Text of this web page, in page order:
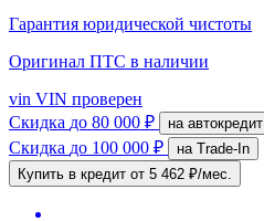
Гарантия юридической чистоты
Оригинал ПТС в наличии
vin VIN проверен
Скидка до 80 000 ₽ на автокредит
Скидка до 100 000 ₽
на Trade-In
Купить в кредит от 5 462 ₽/мес.